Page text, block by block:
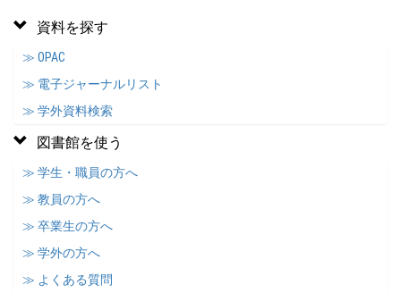
資料を探す
≫ OPAC
≫ 電子ジャーナルリスト
≫ 学外資料検索
図書館を使う
≫ 学生・職員の方へ
≫ 教員の方へ
≫ 卒業生の方へ
≫ 学外の方へ
≫ よくある質問